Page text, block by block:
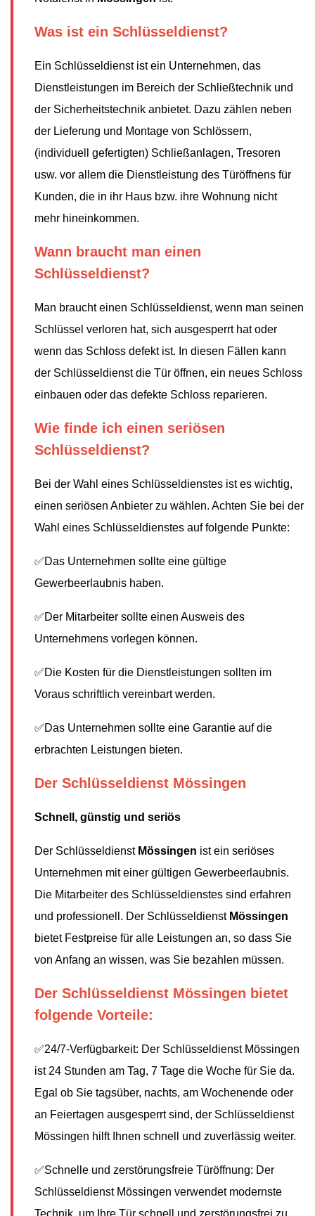
Was ist ein Schlüsseldienst?
Ein Schlüsseldienst ist ein Unternehmen, das
Dienstleistungen im Bereich der Schließtechnik und
der Sicherheitstechnik anbietet. Dazu zählen neben
der Lieferung und Montage von Schlössern,
(individuell gefertigten) Schließanlagen, Tresoren
usw. vor allem die Dienstleistung des Türöffnens für
Kunden, die in ihr Haus bzw. ihre Wohnung nicht
mehr hineinkommen.
Wann braucht man einen
Schlüsseldienst?
Man braucht einen Schlüsseldienst, wenn man seinen
Schlüssel verloren hat, sich ausgesperrt hat oder
wenn das Schloss defekt ist. In diesen Fällen kann
der Schlüsseldienst die Tür öffnen, ein neues Schloss
einbauen oder das defekte Schloss reparieren.
Wie finde ich einen seriösen
Schlüsseldienst?
Bei der Wahl eines Schlüsseldienstes ist es wichtig,
einen seriösen Anbieter zu wählen. Achten Sie bei der
Wahl eines Schlüsseldienstes auf folgende Punkte:
✅Das Unternehmen sollte eine gültige
Gewerbeerlaubnis haben.
✅Der Mitarbeiter sollte einen Ausweis des
Unternehmens vorlegen können.
✅Die Kosten für die Dienstleistungen sollten im
Voraus schriftlich vereinbart werden.
✅Das Unternehmen sollte eine Garantie auf die
erbrachten Leistungen bieten.
Der Schlüsseldienst Mössingen
Schnell, günstig und seriös
Der Schlüsseldienst Mössingen ist ein seriöses
Unternehmen mit einer gültigen Gewerbeerlaubnis.
Die Mitarbeiter des Schlüsseldienstes sind erfahren
und professionell. Der Schlüsseldienst Mössingen
bietet Festpreise für alle Leistungen an, so dass Sie
von Anfang an wissen, was Sie bezahlen müssen.
Der Schlüsseldienst Mössingen bietet
folgende Vorteile:
✅24/7-Verfügbarkeit: Der Schlüsseldienst Mössingen
ist 24 Stunden am Tag, 7 Tage die Woche für Sie da.
Egal ob Sie tagsüber, nachts, am Wochenende oder
an Feiertagen ausgesperrt sind, der Schlüsseldienst
Mössingen hilft Ihnen schnell und zuverlässig weiter.
✅Schnelle und zerstörungsfreie Türöffnung: Der
Schlüsseldienst Mössingen verwendet modernste